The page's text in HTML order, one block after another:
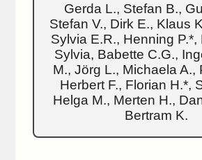
Gerda L., Stefan B.,
Stefan V., Dirk E., Klaus
Sylvia E.R., Henning P.*,
Sylvia, Babette C.G.,
M., Jörg L., Michaela A.,
Herbert F., Florian H.*,
Helga M., Merten H.,
Bertram K.